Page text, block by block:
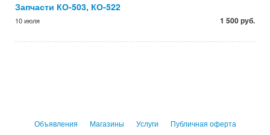
Запчасти КО-503, КО-522
10 июля 1 500 руб.
Объявления Магазины Услуги Публичная оферта